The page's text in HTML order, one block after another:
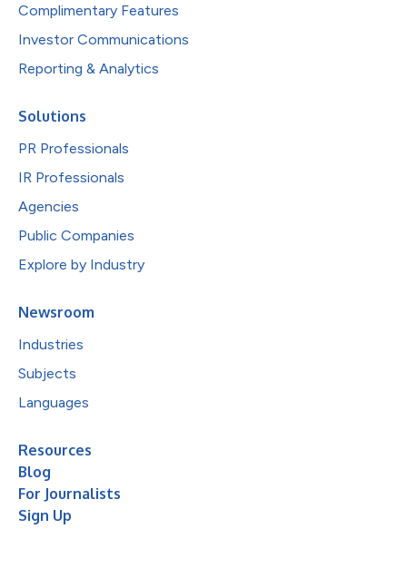
Complimentary Features
Investor Communications
Reporting & Analytics
Solutions
PR Professionals
IR Professionals
Agencies
Public Companies
Explore by Industry
Newsroom
Industries
Subjects
Languages
Resources
Blog
For Journalists
Sign Up